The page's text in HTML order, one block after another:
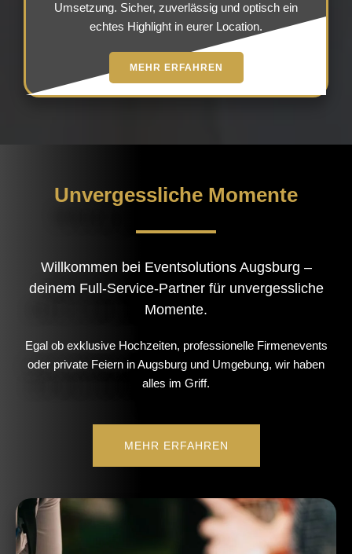
Umsetzung. Sicher, zuverlässig und optisch ein
echtes Highlight in eurer Location.
MEHR ERFAHREN
Unvergessliche Momente
Willkommen bei Eventsolutions Augsburg –
deinem Full-Service-Partner für unvergessliche
Momente.
Egal ob exklusive Hochzeiten, professionelle Firmenevents
oder private Feiern in Augsburg und Umgebung, wir haben
alles im Griff.
MEHR ERFAHREN